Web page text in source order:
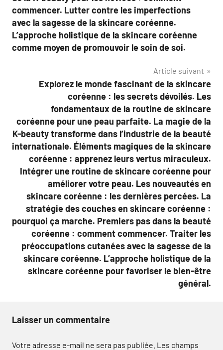
commencer. Lutter contre les imperfections
avec la sagesse de la skincare coréenne.
L’approche holistique de la skincare coréenne
comme moyen de promouvoir le soin de soi.
Article suivant
Explorez le monde fascinant de la skincare
coréenne : les secrets dévoilés. Les
fondamentaux de la routine de skincare
coréenne pour une peau parfaite. La magie de la
K-beauty transforme dans l’industrie de la beauté
internationale. Éléments magiques de la skincare
coréenne : apprenez leurs vertus miraculeux.
Intégrer une routine de skincare coréenne pour
améliorer votre peau. Les nouveautés en
skincare coréenne : les dernières percées. La
stratégie des couches en skincare coréenne :
pourquoi ça marche. Premiers pas dans la beauté
coréenne : comment commencer. Traiter les
préoccupations cutanées avec la sagesse de la
skincare coréenne. L’approche holistique de la
skincare coréenne pour favoriser le bien-être
général.
Laisser un commentaire
Votre adresse e-mail ne sera pas publiée. Les champs